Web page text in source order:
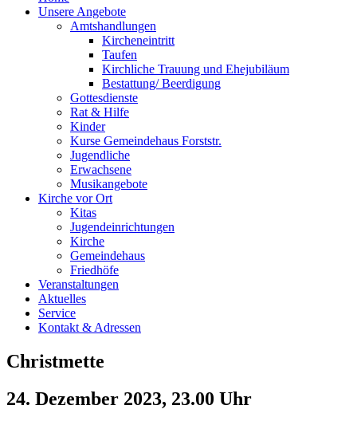
Unsere Angebote
Amtshandlungen
Kircheneintritt
Taufen
Kirchliche Trauung und Ehejubiläum
Bestattung/ Beerdigung
Gottesdienste
Rat & Hilfe
Kinder
Kurse Gemeindehaus Forststr.
Jugendliche
Erwachsene
Musikangebote
Kirche vor Ort
Kitas
Jugendeinrichtungen
Kirche
Gemeindehaus
Friedhöfe
Veranstaltungen
Aktuelles
Service
Kontakt & Adressen
Christmette
24. Dezember 2023, 23.00 Uhr